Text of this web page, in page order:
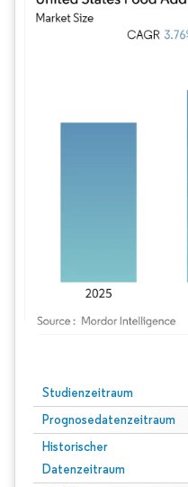
Studienzeitraum
Prognosedatenzeitraum
Historischer
Datenzeitraum